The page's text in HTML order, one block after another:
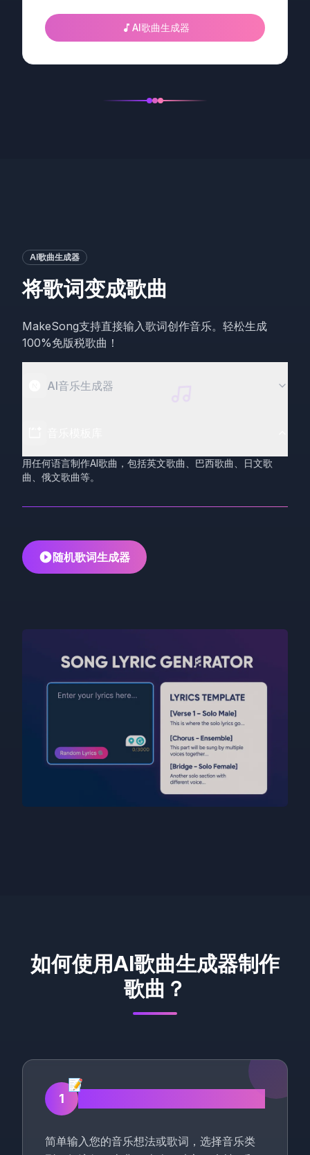
AI歌曲生成器
AI歌曲生成器
将歌词变成歌曲
MakeSong支持直接输入歌词创作音乐。轻松生成
100%免版税歌曲！
AI音乐生成器
用任何语言制作AI歌曲，包括英文歌曲、巴西歌曲、日文歌
曲、俄文歌曲等。
随机歌词生成器
如何使用AI歌曲生成器制作
歌曲？
1
📝
简单输入您的音乐想法或歌词，选择音乐类